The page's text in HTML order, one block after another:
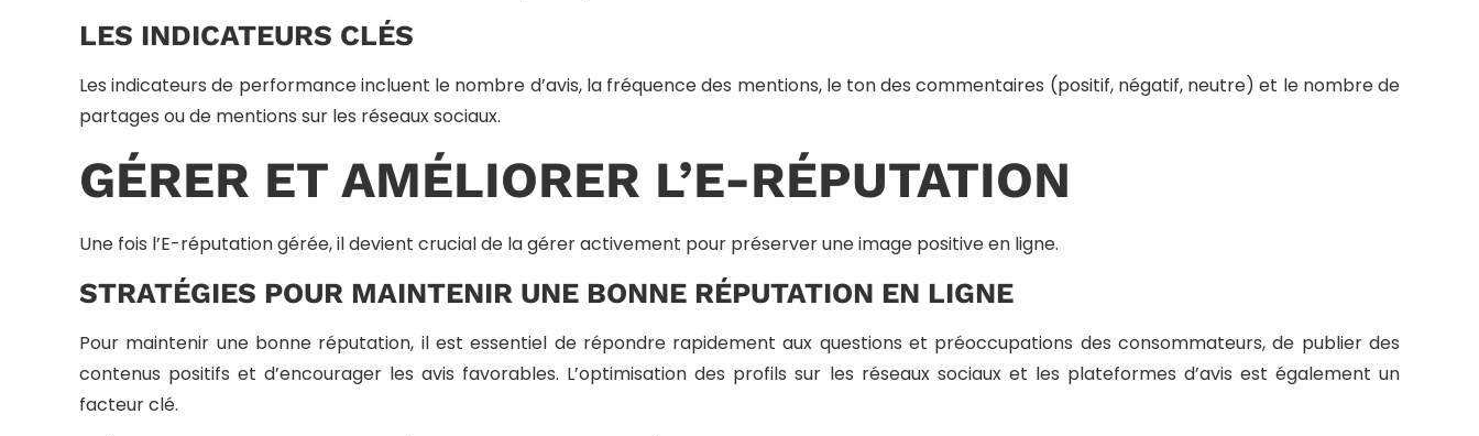
LES INDICATEURS CLÉS
Les indicateurs de performance incluent le nombre d’avis, la fréquence des mentions, le ton des commentaires (positif, négatif, neutre) et le nombre de
partages ou de mentions sur les réseaux sociaux.
GÉRER ET AMÉLIORER L’E-RÉPUTATION
Une fois l’E-réputation gérée, il devient crucial de la gérer activement pour préserver une image positive en ligne.
STRATÉGIES POUR MAINTENIR UNE BONNE RÉPUTATION EN LIGNE
Pour maintenir une bonne réputation, il est essentiel de répondre rapidement aux questions et préoccupations des consommateurs, de publier des
contenus positifs et d’encourager les avis favorables. L’optimisation des profils sur les réseaux sociaux et les plateformes d’avis est également un
facteur clé.